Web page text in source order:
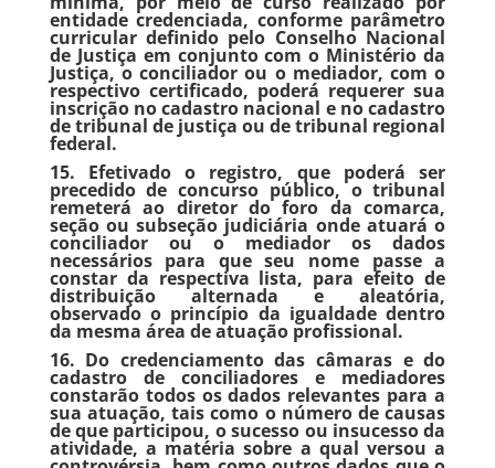
entidade credenciada, conforme parâmetro
curricular definido pelo Conselho Nacional
de Justiça em conjunto com o Ministério da
Justiça, o conciliador ou o mediador, com o
respectivo certificado, poderá requerer sua
inscrição no cadastro nacional e no cadastro
de tribunal de justiça ou de tribunal regional
federal.
15. Efetivado o registro, que poderá ser
precedido de concurso público, o tribunal
remeterá ao diretor do foro da comarca,
seção ou subseção judiciária onde atuará o
conciliador ou o mediador os dados
necessários para que seu nome passe a
constar da respectiva lista, para efeito de
distribuição alternada e aleatória,
observado o princípio da igualdade dentro
da mesma área de atuação profissional.
16. Do credenciamento das câmaras e do
cadastro de conciliadores e mediadores
constarão todos os dados relevantes para a
sua atuação, tais como o número de causas
de que participou, o sucesso ou insucesso da
atividade, a matéria sobre a qual versou a